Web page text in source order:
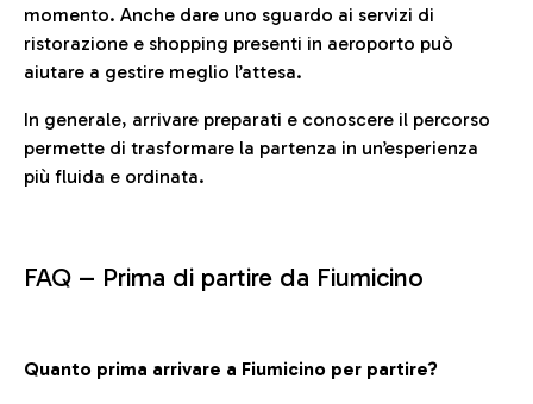
momento. Anche dare uno sguardo ai servizi di
ristorazione e shopping presenti in aeroporto può
aiutare a gestire meglio l’attesa.
In generale, arrivare preparati e conoscere il percorso
permette di trasformare la partenza in un’esperienza
più fluida e ordinata.
FAQ – Prima di partire da Fiumicino
Quanto prima arrivare a Fiumicino per partire?